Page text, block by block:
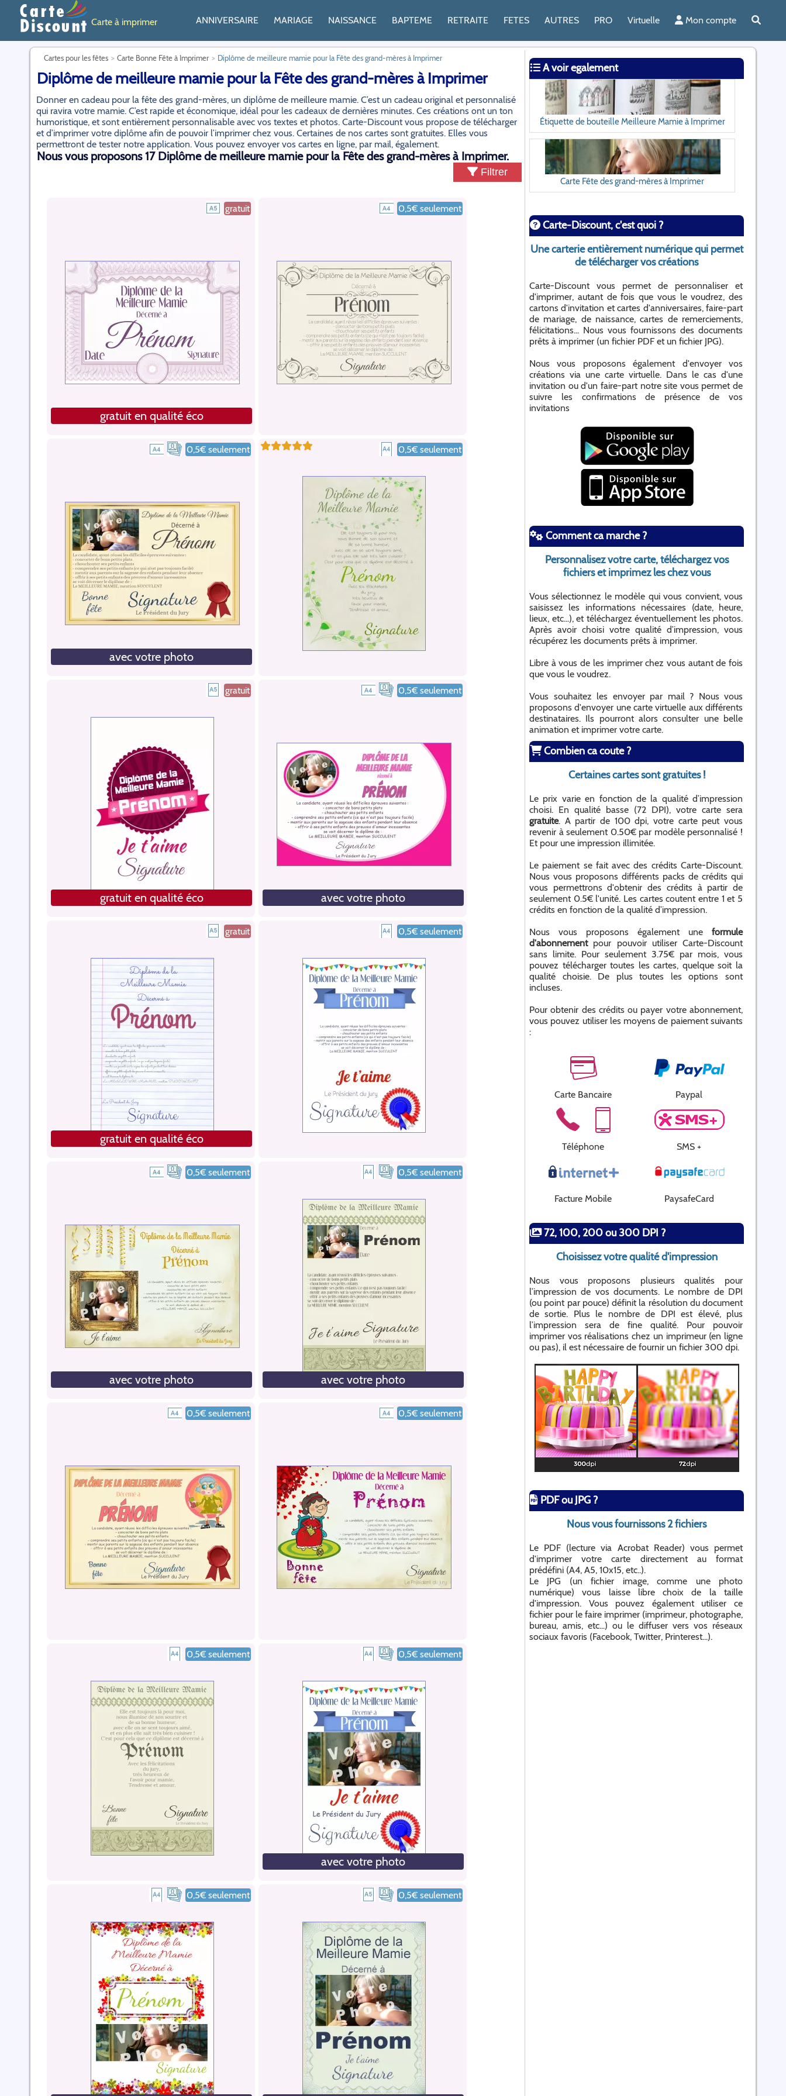
Carte à imprimer ANNIVERSAIRE MARIAGE NAISSANCE BAPTEME RETRAITE FETES AUTRES PRO Virtuelle Mon compte
Cartes pour les fêtes Carte Bonne Fête à Imprimer Diplôme de meilleure mamie pour la Fête des grand-mères à Imprimer
Diplôme de meilleure mamie pour la Fête des grand-mères à Imprimer
Donner en cadeau pour la fête des grand-mères, un diplôme de meilleure mamie. C’est un cadeau original et personnalisé
qui ravira votre mamie. C’est rapide et économique, idéal pour les cadeaux de dernières minutes. Ces créations ont un ton
humoristique, et sont entièrement personnalisable avec vos textes et photos. Carte-Discount vous propose de télécharger
et d’imprimer votre diplôme afin de pouvoir l’imprimer chez vous. Certaines de nos cartes sont gratuites. Elles vous
permettront de tester notre application. Vous pouvez envoyer vos cartes en ligne, par mail, également.
Nous vous proposons 17 Diplôme de meilleure mamie pour la Fête des grand-mères à Imprimer.
Filtrer
gratuit
gratuit en qualité éco
0,5€ seulement
0,5€ seulement
avec votre photo
0,5€ seulement
gratuit
gratuit en qualité éco
0,5€ seulement
avec votre photo
gratuit
gratuit en qualité éco
0,5€ seulement
0,5€ seulement
avec votre photo
0,5€ seulement
avec votre photo
0,5€ seulement 0,5€ seulement
0,5€ seulement 0,5€ seulement
avec votre photo
0,5€ seulement 0,5€ seulement
A voir egalement
Étiquette de bouteille Meilleure Mamie à Imprimer
Carte Fête des grand-mères à Imprimer
Carte-Discount, c'est quoi ?
Une carterie entièrement numérique qui permet
de télécharger vos créations
Carte-Discount vous permet de personnaliser et
d'imprimer, autant de fois que vous le voudrez, des
cartons d'invitation et cartes d'anniversaires, faire-part
de mariage, de naissance, cartes de remerciements,
félicitations... Nous vous fournissons des documents
prêts à imprimer (un fichier PDF et un fichier JPG).
Nous vous proposons également d'envoyer vos
créations via une carte virtuelle. Dans le cas d'une
invitation ou d'un faire-part notre site vous permet de
suivre les confirmations de présence de vos
invitations
Comment ca marche ?
Personnalisez votre carte, téléchargez vos
fichiers et imprimez les chez vous
Vous sélectionnez le modèle qui vous convient, vous
saisissez les informations nécessaires (date, heure,
lieux, etc...), et téléchargez éventuellement les photos.
Après avoir choisi votre qualité d’impression, vous
récupérez les documents prêts à imprimer.
Libre à vous de les imprimer chez vous autant de fois
que vous le voudrez.
Vous souhaitez les envoyer par mail ? Nous vous
proposons d'envoyer une carte virtuelle aux différents
destinataires. Ils pourront alors consulter une belle
animation et imprimer votre carte.
Combien ca coute ?
Certaines cartes sont gratuites !
Le prix varie en fonction de la qualité d’impression
choisi. En qualité basse (72 DPI), votre carte sera
gratuite. A partir de 100 dpi, votre carte peut vous
revenir à seulement 0.50€ par modèle personnalisé !
Et pour une impression illimitée.
Le paiement se fait avec des crédits Carte-Discount.
Nous vous proposons différents packs de crédits qui
vous permettrons d'obtenir des crédits à partir de
seulement 0.5€ l'unité. Les cartes coutent entre 1 et 5
crédits en fonction de la qualité d’impression.
Nous vous proposons également une formule
d'abonnementpour pouvoir utiliser Carte-Discount
sans limite. Pour seulement 3.75€ par mois, vous
pouvez télécharger toutes les cartes, quelque soit la
qualité choisie. De plus toutes les options sont
incluses.
Pour obtenir des crédits ou payer votre abonnement,
vous pouvez utiliser les moyens de paiement suivants
:
Carte Bancaire Paypal
Téléphone SMS +
Facture Mobile PaysafeCard
72, 100, 200 ou 300 DPI ?
Choisissez votre qualité d'impression
Nous vous proposons plusieurs qualités pour
l’impression de vos documents. Le nombre de DPI
(ou point par pouce) définit la résolution du document
de sortie. Plus le nombre de DPI est élevé, plus
l’impression sera de fine qualité. Pour pouvoir
imprimer vos réalisations chez un imprimeur (en ligne
ou pas), il est nécessaire de fournir un fichier 300 dpi.
PDF ou JPG ?
Nous vous fournissons 2 fichiers
Le PDF (lecture via Acrobat Reader) vous permet
d'imprimer votre carte directement au format
prédéfini (A4, A5, 10x15, etc..).
Le JPG (un fichier image, comme une photo
numérique) vous laisse libre choix de la taille
d'impression. Vous pouvez également utiliser ce
fichier pour le faire imprimer (imprimeur, photographe,
bureau, amis, etc...) ou le diffuser vers vos réseaux
sociaux favoris (Facebook, Twitter, Printerest...).